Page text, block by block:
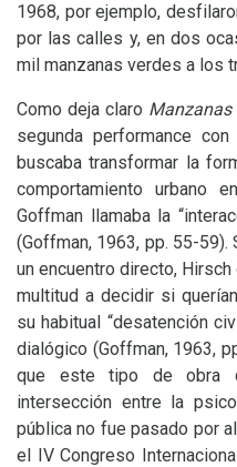
1968, por ejemplo,
por las calles y, en dos
mil manzanas verdes a los
Como deja claro Manzanas
segunda performance
buscaba transformar la
comportamiento urbano
Goffman llamaba la
(Goffman, 1963, pp. 55-
un encuentro directo,
multitud a decidir si
su habitual “desatención
dialógico (Goffman, 1963,
que este tipo de obra
intersección entre la
pública no fue pasado por
el IVCongreso